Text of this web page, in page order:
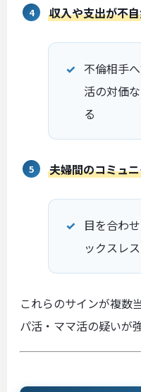
収入や支出が不
不倫相手
活の対価
る
夫婦間のコミュ
目を合わ
ックスレ
これらのサインが複数
パ活・ママ活の疑いが